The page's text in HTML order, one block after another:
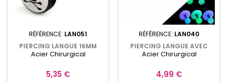
RÉFÉRENCE: LAN051
PIERCING LANGUE 16MM
TÊTE DE MORT NOIRE
Acier Chirurgical
Prix
5,35 €
RÉFÉRENCE: LAN040
PIERCING LANGUE AVEC
ANNEAU ET BOULES
PHOSPHORESCENTES
Acier Chirurgical
Prix
4,99 €